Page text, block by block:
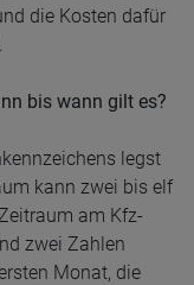
die Kosten dafür
bis wann gilt es?
legst
kann zwei bis elf
am Kfz-
zwei Zahlen
Monat, die